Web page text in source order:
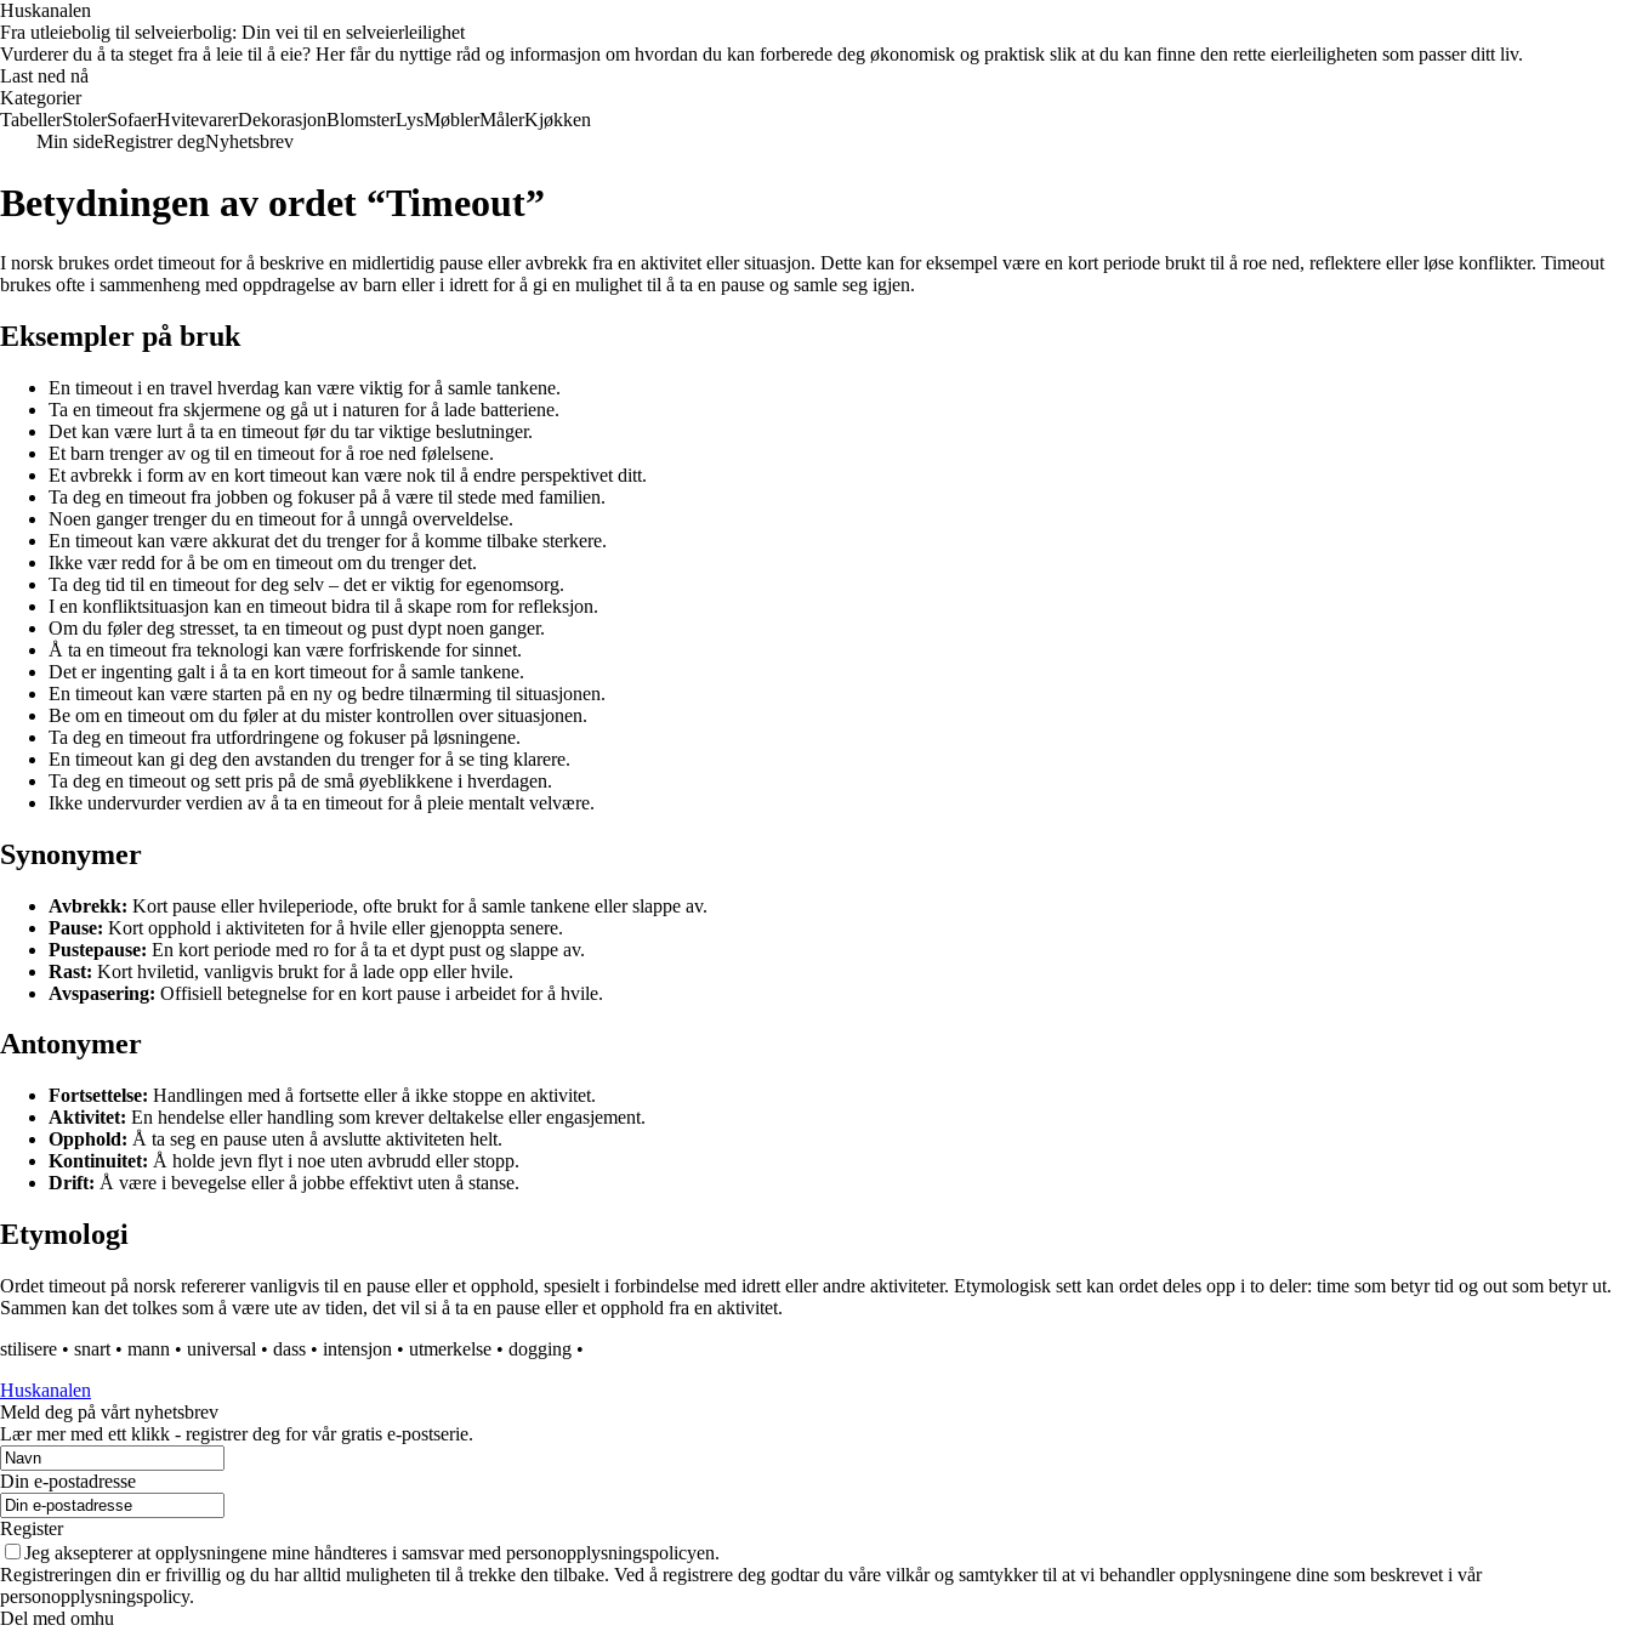
Huskanalen
Fra utleiebolig til selveierbolig: Din vei til en selveierleilighet
Vurderer du å ta steget fra å leie til å eie? Her får du nyttige råd og informasjon om hvordan du kan forberede deg økonomisk og praktisk slik at du kan finne den rette eierleiligheten som passer ditt liv.
Last ned nå
Kategorier
TabellerStolerSofaerHvitevarerDekorasjonBlomsterLysMøblerMålerKjøkken
Min sideRegistrer degNyhetsbrev
Betydningen av ordet “Timeout”
I norsk brukes ordet timeout for å beskrive en midlertidig pause eller avbrekk fra en aktivitet eller situasjon. Dette kan for eksempel være en kort periode brukt til å roe ned, reflektere eller løse konflikter. Timeout
brukes ofte i sammenheng med oppdragelse av barn eller i idrett for å gi en mulighet til å ta en pause og samle seg igjen.
Eksempler på bruk
En timeout i en travel hverdag kan være viktig for å samle tankene.
Ta en timeout fra skjermene og gå ut i naturen for å lade batteriene.
Det kan være lurt å ta en timeout før du tar viktige beslutninger.
Et barn trenger av og til en timeout for å roe ned følelsene.
Et avbrekk i form av en kort timeout kan være nok til å endre perspektivet ditt.
Ta deg en timeout fra jobben og fokuser på å være til stede med familien.
Noen ganger trenger du en timeout for å unngå overveldelse.
En timeout kan være akkurat det du trenger for å komme tilbake sterkere.
Ikke vær redd for å be om en timeout om du trenger det.
Ta deg tid til en timeout for deg selv – det er viktig for egenomsorg.
I en konfliktsituasjon kan en timeout bidra til å skape rom for refleksjon.
Om du føler deg stresset, ta en timeout og pust dypt noen ganger.
Å ta en timeout fra teknologi kan være forfriskende for sinnet.
Det er ingenting galt i å ta en kort timeout for å samle tankene.
En timeout kan være starten på en ny og bedre tilnærming til situasjonen.
Be om en timeout om du føler at du mister kontrollen over situasjonen.
Ta deg en timeout fra utfordringene og fokuser på løsningene.
En timeout kan gi deg den avstanden du trenger for å se ting klarere.
Ta deg en timeout og sett pris på de små øyeblikkene i hverdagen.
Ikke undervurder verdien av å ta en timeout for å pleie mentalt velvære.
Synonymer
Avbrekk: Kort pause eller hvileperiode, ofte brukt for å samle tankene eller slappe av.
Pause: Kort opphold i aktiviteten for å hvile eller gjenoppta senere.
Pustepause: En kort periode med ro for å ta et dypt pust og slappe av.
Rast: Kort hviletid, vanligvis brukt for å lade opp eller hvile.
Avspasering: Offisiell betegnelse for en kort pause i arbeidet for å hvile.
Antonymer
Fortsettelse: Handlingen med å fortsette eller å ikke stoppe en aktivitet.
Aktivitet: En hendelse eller handling som krever deltakelse eller engasjement.
Opphold: Å ta seg en pause uten å avslutte aktiviteten helt.
Kontinuitet: Å holde jevn flyt i noe uten avbrudd eller stopp.
Drift: Å være i bevegelse eller å jobbe effektivt uten å stanse.
Etymologi
Ordet timeout på norsk refererer vanligvis til en pause eller et opphold, spesielt i forbindelse med idrett eller andre aktiviteter. Etymologisk sett kan ordet deles opp i to deler: time som betyr tid og out som betyr ut.
Sammen kan det tolkes som å være ute av tiden, det vil si å ta en pause eller et opphold fra en aktivitet.
stilisere • snart • mann • universal • dass • intensjon • utmerkelse • dogging •
Huskanalen
Meld deg på vårt nyhetsbrev
Lær mer med ett klikk - registrer deg for vår gratis e-postserie.
Din e-postadresse
Register
Jeg aksepterer at opplysningene mine håndteres i samsvar med personopplysningspolicyen.
Registreringen din er frivillig og du har alltid muligheten til å trekke den tilbake. Ved å registrere deg godtar du våre vilkår og samtykker til at vi behandler opplysningene dine som beskrevet i vår
personopplysningspolicy.
Del med omhu